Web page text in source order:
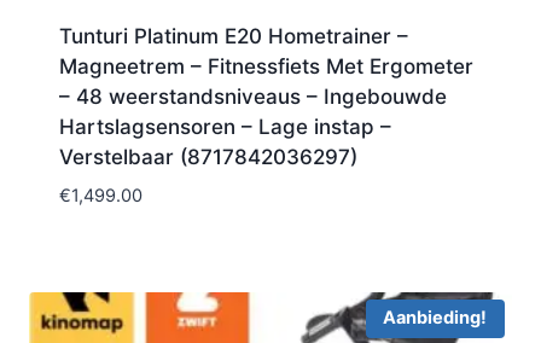
Tunturi Platinum E20 Hometrainer –
Magneetrem – Fitnessfiets Met Ergometer
– 48 weerstandsniveaus – Ingebouwde
Hartslagsensoren – Lage instap –
Verstelbaar (8717842036297)
€1,499.00
Aanbieding!